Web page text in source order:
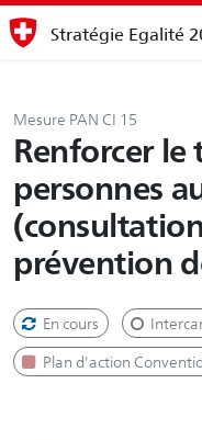
Stratégie Egalité
Mesure PAN CI 15
Renforcer le
personnes
prévention
En cours
Plan d'action